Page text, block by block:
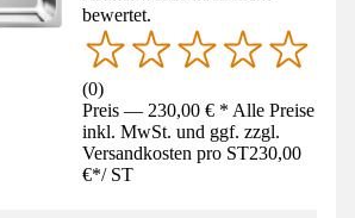
bewertet.
(0)
Preis — 230,00 € * Alle Preise
inkl. MwSt. und ggf. zzgl.
Versandkosten pro ST230,00
€*/ ST